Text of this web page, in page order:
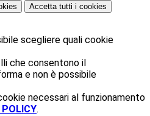
Accetta tutti i cookies
scegliere quali cookie
che consentono il
e non è possibile
necessari al funzionamento
POLICY.